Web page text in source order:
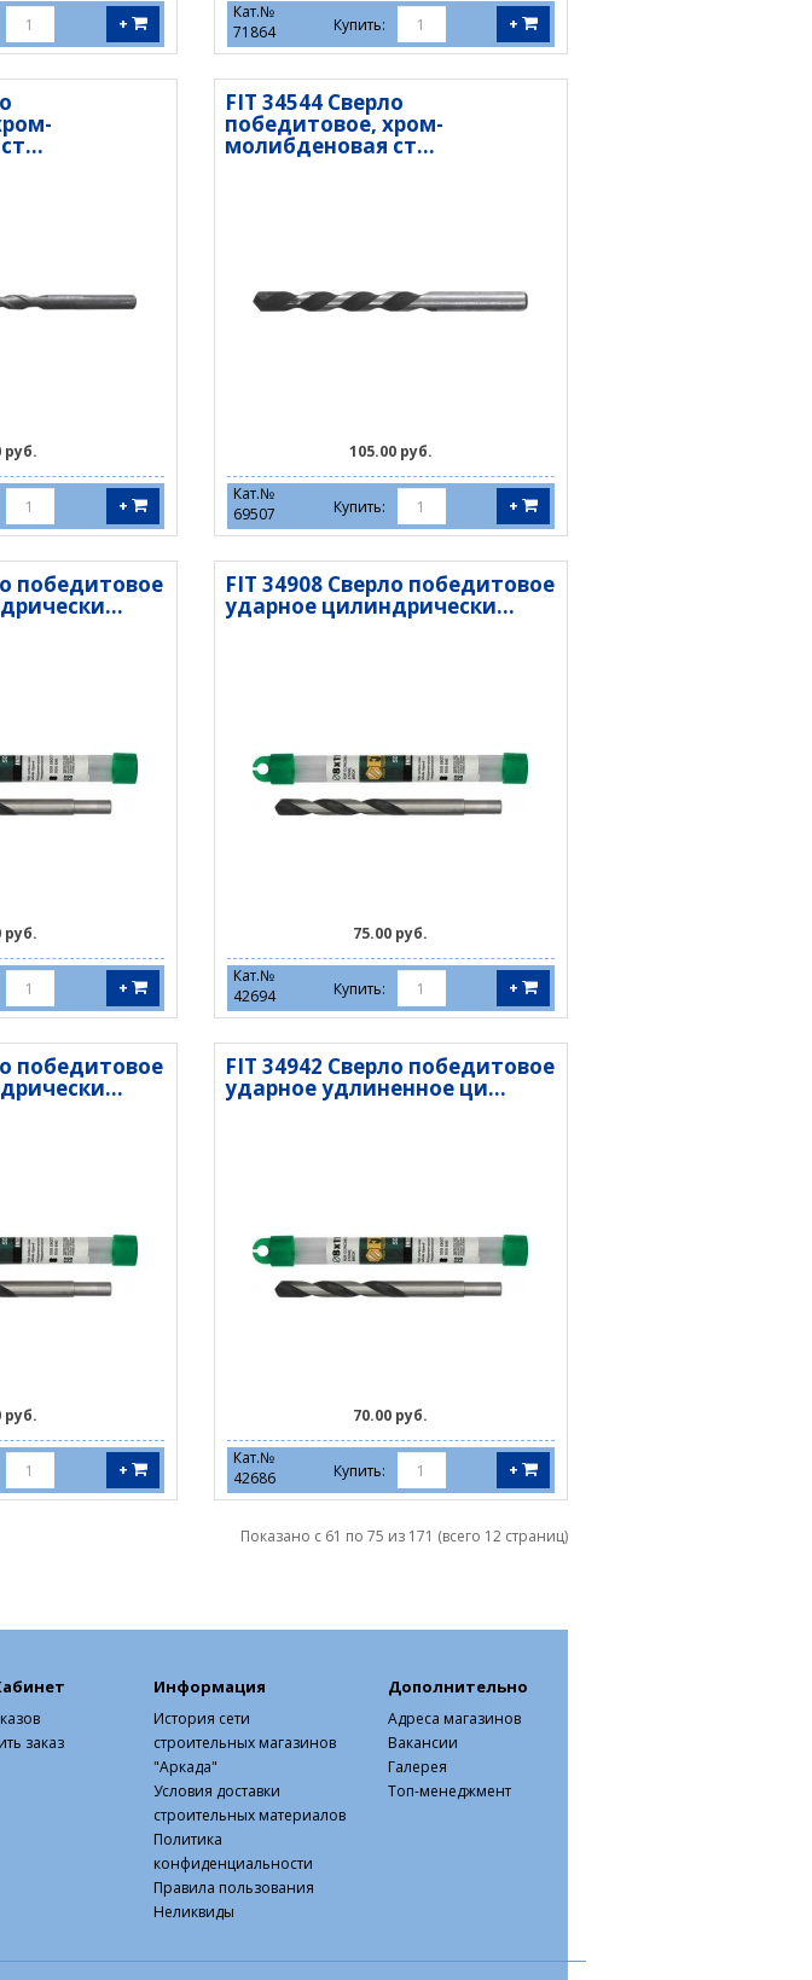
+
Кат.№
71864
Купить: +
руб.
+
FIT 34544 Сверло
победитовое, хром-
молибденовая ст...
105.00 руб.
Кат.№
69507
Купить: +
победитовое
руб.
+
FIT 34908 Сверло победитовое
ударное цилиндрически...
75.00 руб.
Кат.№
42694
Купить: +
победитовое
руб.
+
FIT 34942 Сверло победитовое
ударное удлиненное ци...
70.00 руб.
Кат.№
42686
Купить: +
Показано с 61 по 75 из 171 (всего 12 страниц)
заказ
Информация
История сети
строительных магазинов
"Аркада"
Условия доставки
строительных материалов
Политика
конфиденциальности
Правила пользования
Неликвиды
Дополнительно
Адреса магазинов
Вакансии
Галерея
Топ-менеджмент